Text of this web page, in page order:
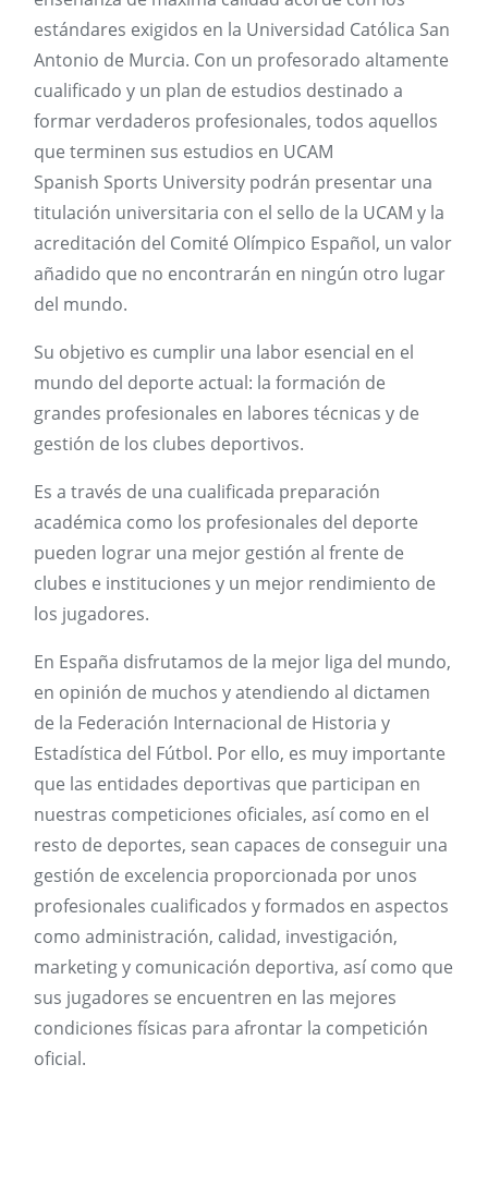
estándares exigidos en la Universidad Católica San
Antonio de Murcia. Con un profesorado altamente
cualificado y un plan de estudios destinado a
formar verdaderos profesionales, todos aquellos
que terminen sus estudios en UCAM
Spanish Sports University podrán presentar una
titulación universitaria con el sello de la UCAM y la
acreditación del Comité Olímpico Español, un valor
añadido que no encontrarán en ningún otro lugar
del mundo.
Su objetivo es cumplir una labor esencial en el
mundo del deporte actual: la formación de
grandes profesionales en labores técnicas y de
gestión de los clubes deportivos.
Es a través de una cualificada preparación
académica como los profesionales del deporte
pueden lograr una mejor gestión al frente de
clubes e instituciones y un mejor rendimiento de
los jugadores.
En España disfrutamos de la mejor liga del mundo,
en opinión de muchos y atendiendo al dictamen
de la Federación Internacional de Historia y
Estadística del Fútbol. Por ello, es muy importante
que las entidades deportivas que participan en
nuestras competiciones oficiales, así como en el
resto de deportes, sean capaces de conseguir una
gestión de excelencia proporcionada por unos
profesionales cualificados y formados en aspectos
como administración, calidad, investigación,
marketing y comunicación deportiva, así como que
sus jugadores se encuentren en las mejores
condiciones físicas para afrontar la competición
oficial.